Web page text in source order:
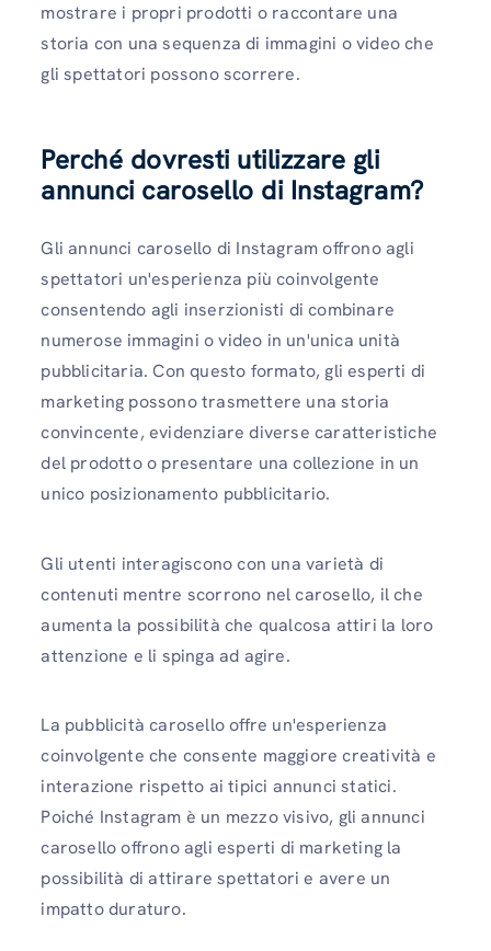
mostrare i propri prodotti o raccontare una
storia con una sequenza di immagini o video che
gli spettatori possono scorrere.
Perché dovresti utilizzare gli
annunci carosello di Instagram?
Gli annunci carosello di Instagram offrono agli
spettatori un'esperienza più coinvolgente
consentendo agli inserzionisti di combinare
numerose immagini o video in un'unica unità
pubblicitaria. Con questo formato, gli esperti di
marketing possono trasmettere una storia
convincente, evidenziare diverse caratteristiche
del prodotto o presentare una collezione in un
unico posizionamento pubblicitario.
Gli utenti interagiscono con una varietà di
contenuti mentre scorrono nel carosello, il che
aumenta la possibilità che qualcosa attiri la loro
attenzione e li spinga ad agire.
La pubblicità carosello offre un'esperienza
coinvolgente che consente maggiore creatività e
interazione rispetto ai tipici annunci statici.
Poiché Instagram è un mezzo visivo, gli annunci
carosello offrono agli esperti di marketing la
possibilità di attirare spettatori e avere un
impatto duraturo.